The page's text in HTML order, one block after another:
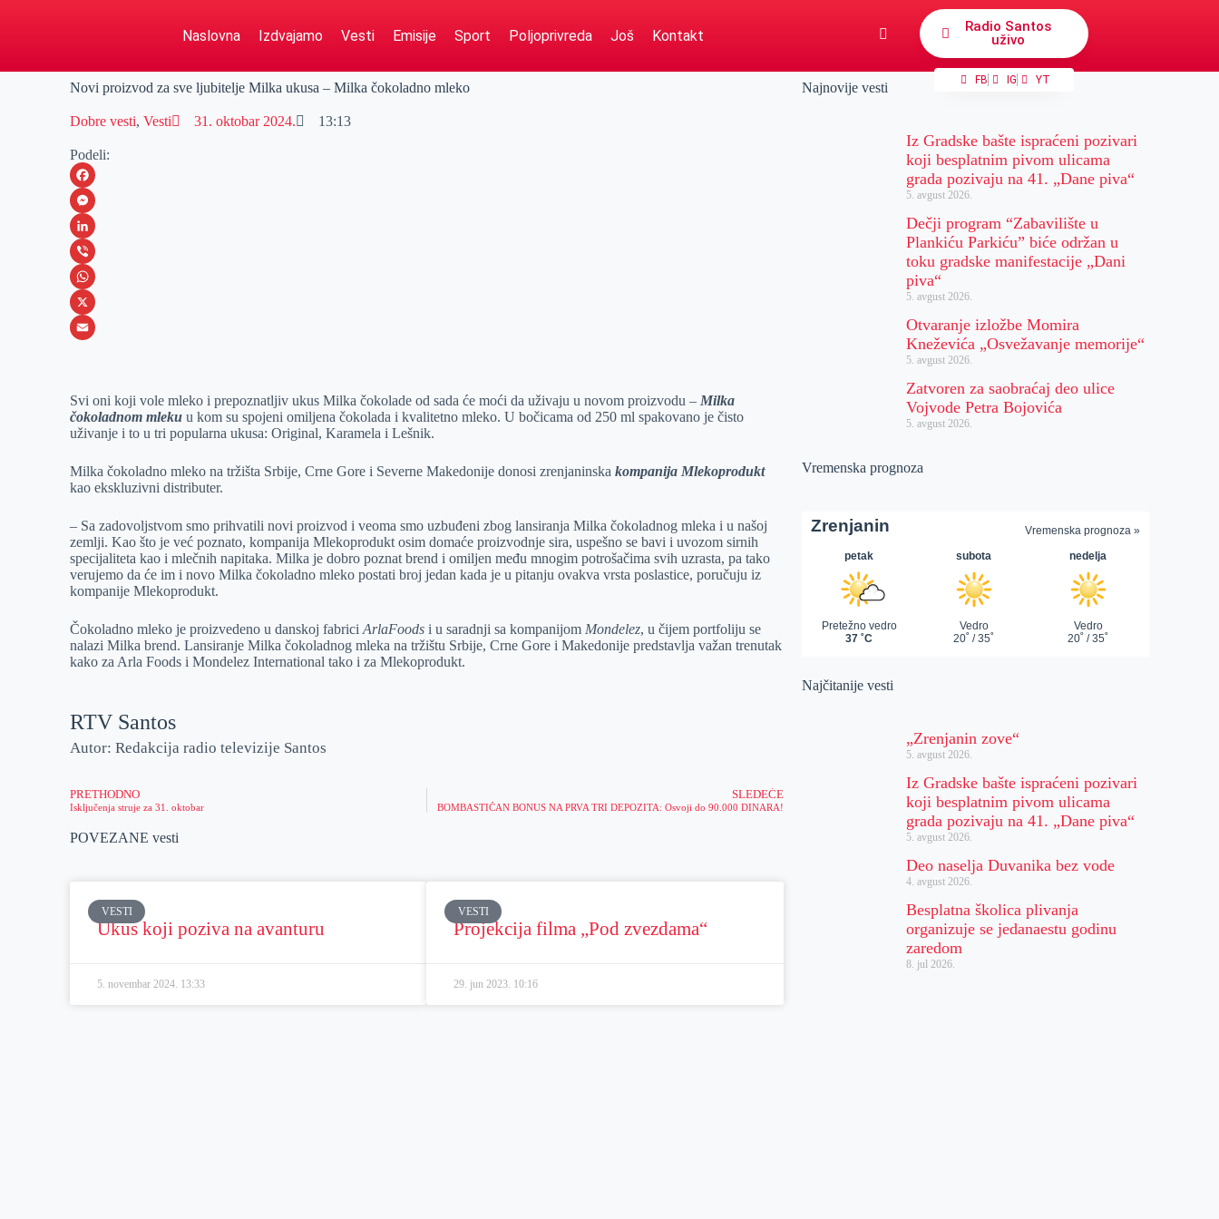
Naslovna Izdvajamo Vesti Emisije Sport Poljoprivreda Još Kontakt
Radio Santos
uživo
FB IG YT
Novi proizvod za sve ljubitelje Milka ukusa – Milka čokoladno mleko
Dobre vesti,Vesti 31. oktobar 2024. 13:13
Podeli:
F
a
c
e
b
o
M
e
s
s
e
e
r
L
i
n
k
I
n
V
i
b
W
h
s
A
p
X
a
i
Svi oni koji vole mleko i prepoznatljiv ukus Milka čokolade od sada će moći da uživaju u novom proizvodu – Milka
čokoladnom mlekuu kom su spojeni omiljena čokolada i kvalitetno mleko. U bočicama od 250 ml spakovano je čisto
uživanje i to u tri popularna ukusa: Original, Karamela i Lešnik.
Milka čokoladno mleko na tržišta Srbije, Crne Gore i Severne Makedonije donosi zrenjaninskakompanija Mlekoprodukt
kao ekskluzivni distributer.
– Sa zadovoljstvom smo prihvatili novi proizvod i veoma smo uzbuđeni zbog lansiranja Milka čokoladnog mleka i u našoj
zemlji. Kao što je već poznato, kompanija Mlekoprodukt osim domaće proizvodnje sira, uspešno se bavi i uvozom sirnih
specijaliteta kao i mlečnih napitaka. Milka je dobro poznat brend i omiljen među mnogim potrošačima svih uzrasta, pa tako
verujemo da će im i novo Milka čokoladno mleko postati broj jedan kada je u pitanju ovakva vrsta poslastice, poručuju iz
kompanije Mlekoprodukt.
Čokoladno mleko je proizvedeno u danskoj fabriciArlaFoods i u saradnji sa kompanijom Mondelez, u čijem portfoliju se
nalazi Milka brend. Lansiranje Milka čokoladnog mleka na tržištu Srbije, Crne Gore i Makedonije predstavlja važan trenutak
kako za Arla Foods i Mondelez International tako i za Mlekoprodukt.
RTV Santos
Autor: Redakcija radio televizije Santos
PRETHODNO
Isključenja struje za 31. oktobar
SLEDEĆE
BOMBASTIČAN BONUS NA PRVA TRI DEPOZITA: Osvoji do 90.000 DINARA!
POVEZANE vesti
VESTI
Ukus koji poziva na avanturu
5. novembar 2024. 13:33
VESTI
Projekcija filma „Pod zvezdama“
29. jun 2023. 10:16
Najnovije vesti
Iz Gradske bašte ispraćeni pozivari
koji besplatnim pivom ulicama
grada pozivaju na 41. „Dane piva“
5. avgust 2026.
Dečji program “Zabavilište u
Plankiću Parkiću” biće održan u
toku gradske manifestacije „Dani
piva“
5. avgust 2026.
Otvaranje izložbe Momira
Kneževića „Osvežavanje memorije“
5. avgust 2026.
Zatvoren za saobraćaj deo ulice
Vojvode Petra Bojovića
5. avgust 2026.
Vremenska prognoza
Najčitanije vesti
„Zrenjanin zove“
5. avgust 2026.
Iz Gradske bašte ispraćeni pozivari
koji besplatnim pivom ulicama
grada pozivaju na 41. „Dane piva“
5. avgust 2026.
Deo naselja Duvanika bez vode
4. avgust 2026.
Besplatna školica plivanja
organizuje se jedanaestu godinu
zaredom
8. jul 2026.